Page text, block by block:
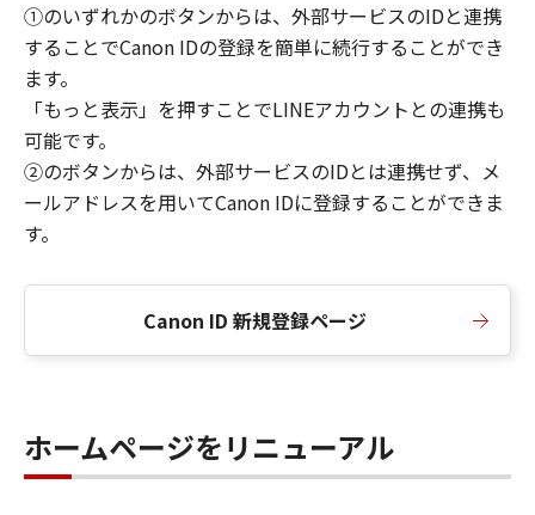
①のいずれかのボタンからは、外部サービスのIDと連携
することでCanon IDの登録を簡単に続行することができ
ます。
「もっと表示」を押すことでLINEアカウントとの連携も
可能です。
②のボタンからは、外部サービスのIDとは連携せず、メ
ールアドレスを用いてCanon IDに登録することができま
す。
Canon ID 新規登録ページ
ホームページをリニューアル